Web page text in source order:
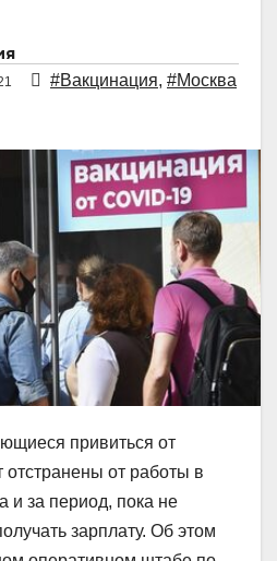
#Вакцинация, #Москва
привиться от
отстранены от работы в
и за период, пока не
зарплату. Об этом